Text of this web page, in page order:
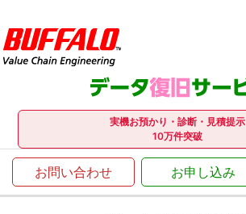
実機お預かり・診断・見積提示
10万件突破
お問い合わせ お申し込み